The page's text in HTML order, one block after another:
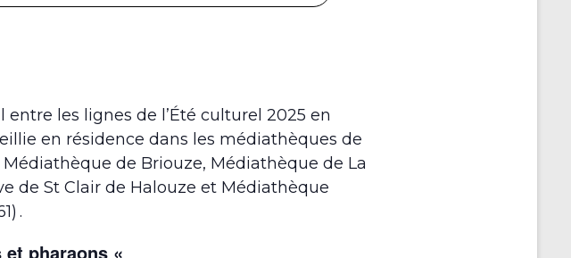
les lignes de l’Été culturel 2025 en
en résidence dans les médiathèques de
de Briouze, Médiathèque de La
de St Clair de Halouze et Médiathèque
.
pharaons «